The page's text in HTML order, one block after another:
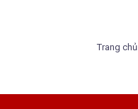
Trang chủ